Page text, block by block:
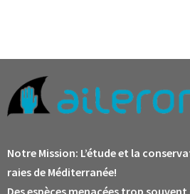
Notre Mission: L’étude et la
raies de Méditerranée!
Des espèces menacées trop